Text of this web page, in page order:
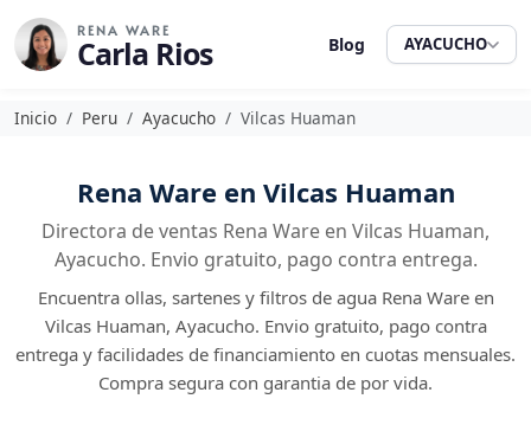
RENA WARE
Carla Rios Blog AYACUCHO
Inicio Peru Ayacucho Vilcas Huaman
Rena Ware en Vilcas Huaman
Directora de ventas Rena Ware en Vilcas Huaman,
Ayacucho. Envio gratuito, pago contra entrega.
Encuentra ollas, sartenes y filtros de agua Rena Ware en
Vilcas Huaman, Ayacucho. Envio gratuito, pago contra
entrega y facilidades de financiamiento en cuotas mensuales.
Compra segura con garantia de por vida.